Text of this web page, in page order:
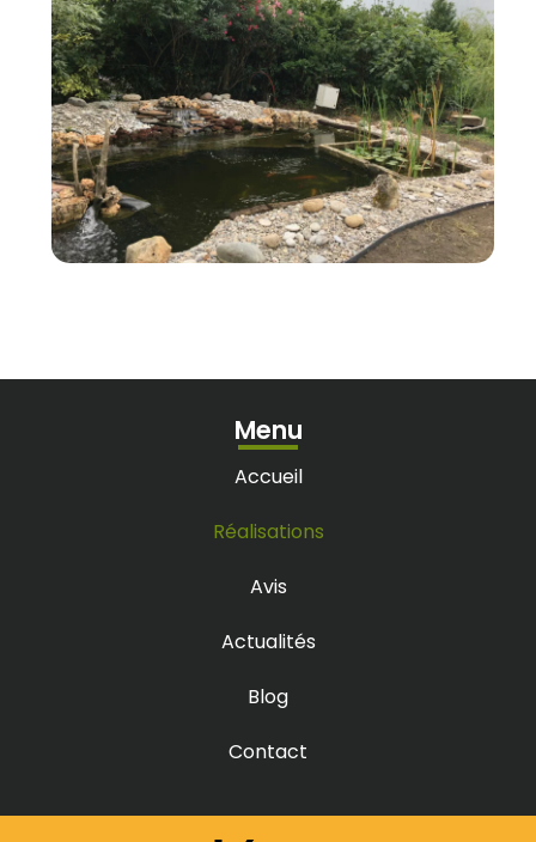
Menu
Accueil
Réalisations
Avis
Actualités
Blog
Contact